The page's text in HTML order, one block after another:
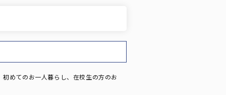
めてのお一人暮らし、在校生の方のお